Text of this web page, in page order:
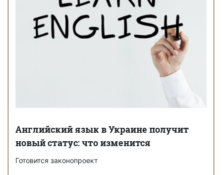
Английский язык в Украине получит
новый статус: что изменится
Готовится законопроект